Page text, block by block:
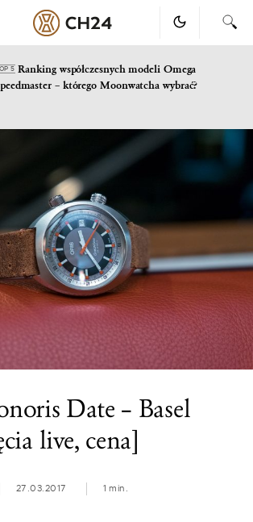
5Ranking współczesnych modeli Omega
– którego Moonwatcha wybrać?
Date – Basel
live, cena]
27.03.2017 1 min.